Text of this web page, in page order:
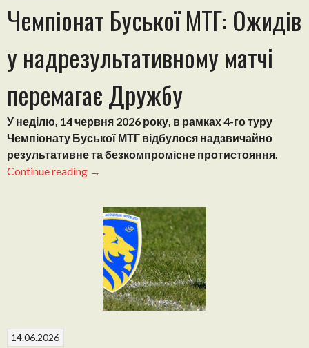
Чемпіонат Буської МТГ: Ожидів
у надрезультативному матчі
перемагає Дружбу
У неділю, 14 червня 2026 року, в рамках 4-го туру
Чемпіонату Буської МТГ відбулося надзвичайно
результативне та безкомпромісне протистояння.
Continue reading
“Чемпіонат
Ожидів
надрезультативному
матчі
перемагає
Дружбу”
→
14.06.2026